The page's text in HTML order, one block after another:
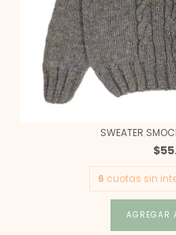
SWEATER
6 cuotas sin
AGREGAR